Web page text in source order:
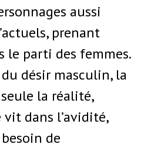
aussi
prenant
le parti des femmes.
désir masculin, la
la réalité,
vit dans l’avidité,
de